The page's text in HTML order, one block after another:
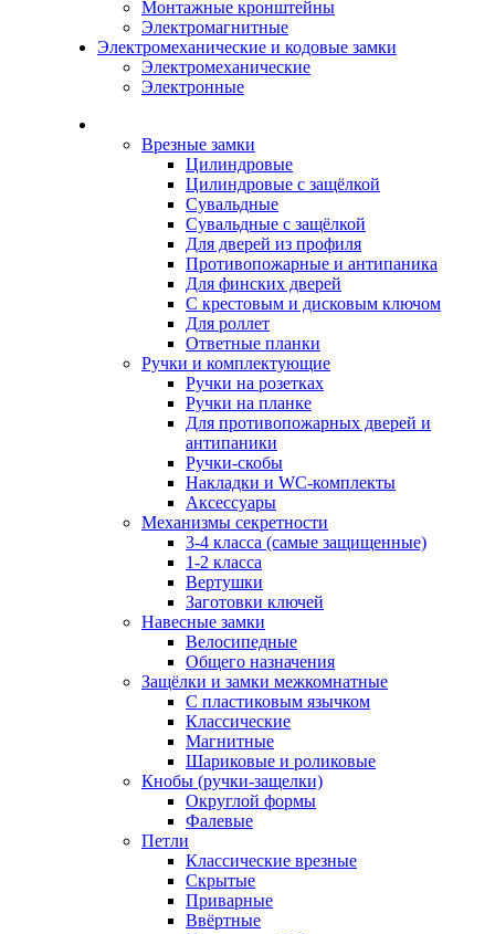
Монтажные кронштейны
Электромагнитные
Электромеханические и кодовые замки
Электромеханические
Электронные
Врезные замки
Цилиндровые
Цилиндровые с защёлкой
Сувальдные
Сувальдные с защёлкой
Для дверей из профиля
Противопожарные и антипаника
Для финских дверей
С крестовым и дисковым ключом
Для роллет
Ответные планки
Ручки и комплектующие
Ручки на розетках
Ручки на планке
Для противопожарных дверей и
антипаники
Ручки-скобы
Накладки и WC-комплекты
Аксессуары
Механизмы секретности
3-4 класса (самые защищенные)
1-2 класса
Вертушки
Заготовки ключей
Навесные замки
Велосипедные
Общего назначения
Защёлки и замки межкомнатные
С пластиковым язычком
Классические
Магнитные
Шариковые и роликовые
Кнобы (ручки-защелки)
Округлой формы
Фалевые
Петли
Классические врезные
Скрытые
Приварные
Ввёртные